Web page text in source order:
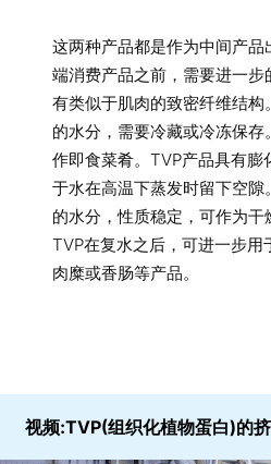
这两种产品都是作为中间产
端消费产品之前，需要进一
有类似于肌肉的致密纤维结
的水分，需要冷藏或冷冻保
作即食菜肴。TVP产品具有膨
于水在高温下蒸发时留下空
的水分，性质稳定，可作为干
TVP在复水之后，可进一步用
肉糜或香肠等产品。
视频:TVP(组织化植物蛋白)的